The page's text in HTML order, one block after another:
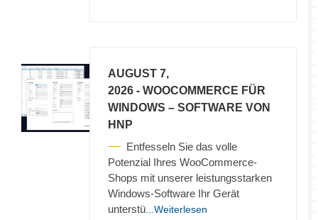
AUGUST 7,
2026 - WOOCOMMERCE FÜR
WINDOWS – SOFTWARE VON
HNP
Entfesseln Sie das volle
Potenzial Ihres WooCommerce-
Shops mit unserer leistungsstarken
Windows-Software Ihr Gerät
unterstü ...Weiterlesen